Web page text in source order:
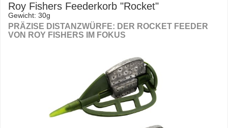
Roy Fishers Feederkorb "Rocket"
Gewicht: 30g
PRÄZISE DISTANZWÜRFE: DER ROCKET FEEDER
VON ROY FISHERS IM FOKUS